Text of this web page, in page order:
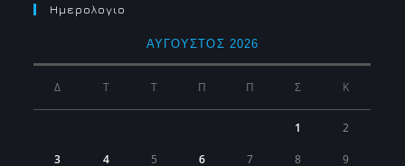
Ημερολογιο
ΑΎΓΟΥΣΤΟΣ 2026
Δ Τ Τ Π Π Σ Κ
1 2
3 4 5 6 7 8 9